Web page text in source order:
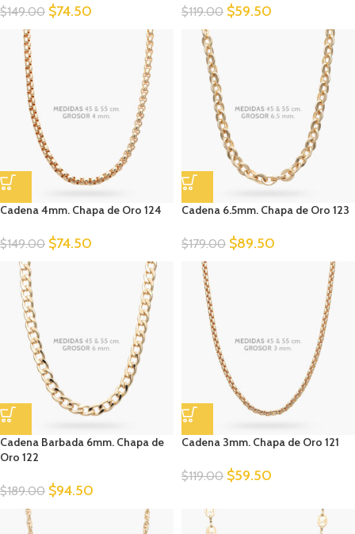
$149.00 $74.50 $119.00 $59.50
Cadena 4mm. Chapa de Oro 124
$149.00 $74.50
Cadena 6.5mm. Chapa de Oro 123
$179.00 $89.50
Cadena Barbada 6mm. Chapa de
Oro 122
$189.00 $94.50
Cadena 3mm. Chapa de Oro 121
$119.00 $59.50